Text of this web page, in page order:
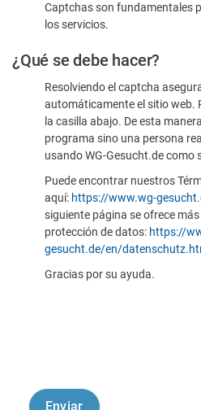
humano
Captchas son fundamentales
los servicios.
¿Qué se debe hacer?
Resolviendo el captcha
automáticamente el sitio web.
la casilla abajo. De esta
programa sino una persona
usando WG-Gesucht.de como
Puede encontrar nuestros
aquí: https://www.wg-
siguiente página se ofrece
protección de datos: https://
gesucht.de/en/
Gracias por su ayuda.